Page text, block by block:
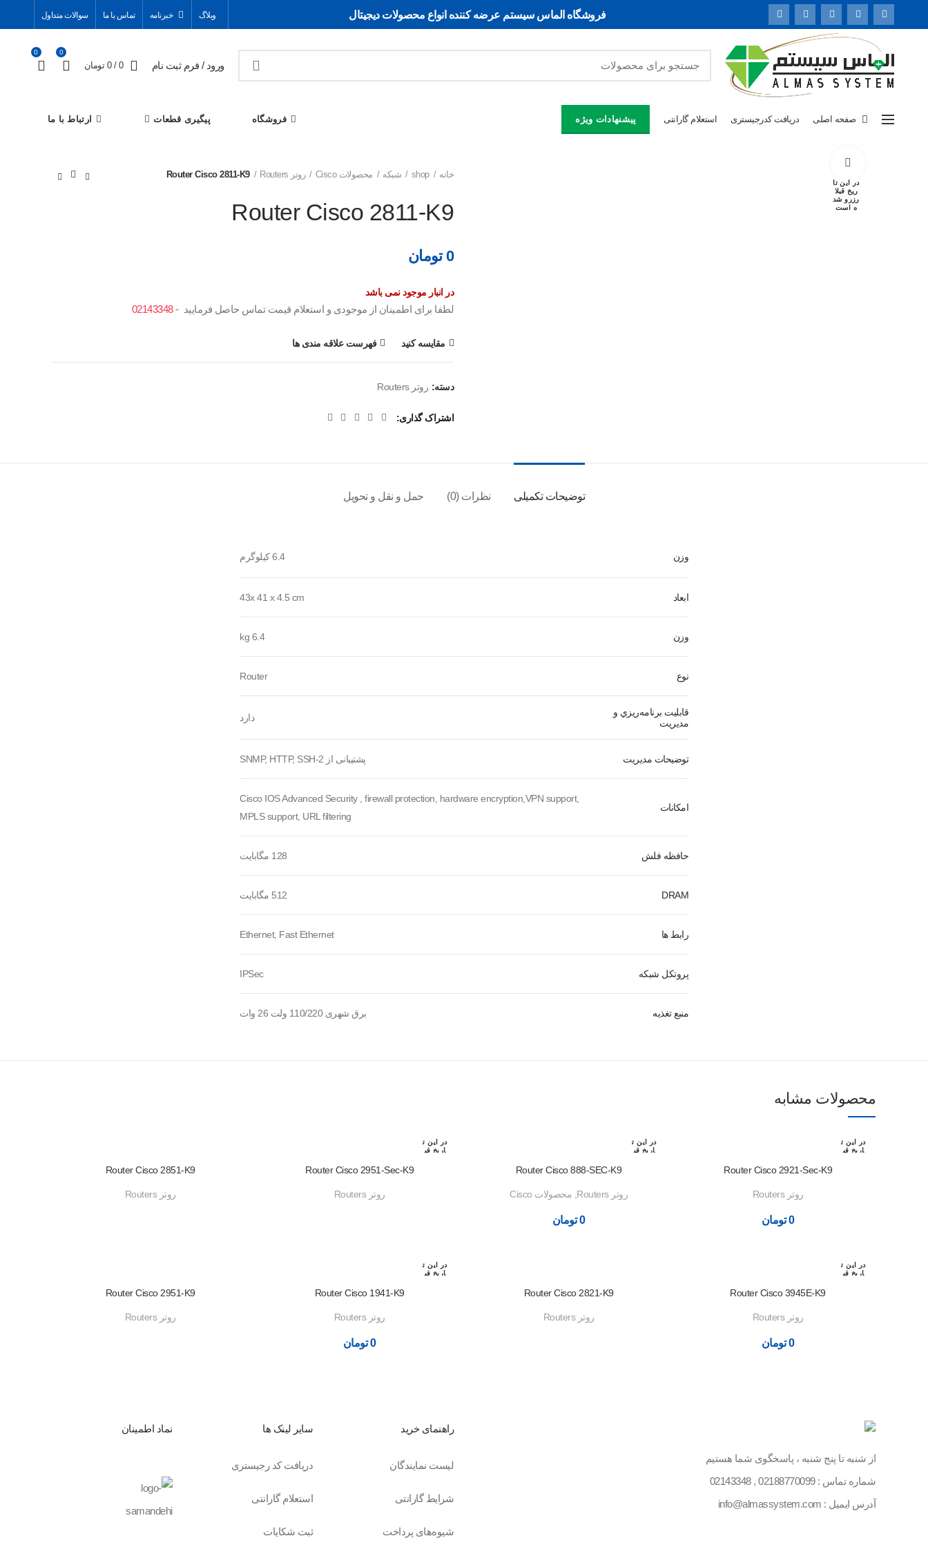
فروشگاه الماس سیستم ﻋﺮﺿﻪ کننده اﻧﻮاع ﻣﺤﺼﻮﻻت دﯾﺠﯿﺘﺎل وبلاگ خبرنامه تماس با ما سوالات متداول
ورود / فرم ثبت نام 0
/
0 تومان
0
0
صفحه اصلی دریافت کدرجیستری استعلام گارانتی پیشنهادات ویژه فروشگاه پیگیری قطعات ارتباط با ما
در این تا
ریخ قبلا
رزرو شد
ه است
خانه
shop شبکه محصولات Cisco روتر Routers Router Cisco 2811-K9
Router Cisco 2811-K9
0 تومان
در انبار موجود نمی باشد
لطفا برای اطمینان از موجودی و استعلام قیمت تماس حاصل فرمایید -02143348
مقایسه کنید فهرست علاقه مندی ها
دسته: روتر Routers
اشتراک گذاری
توضیحات تکمیلی نظرات (0) حمل و نقل و تحویل
وزن 6.4 کیلوگرم
ابعاد 43x 41 x 4.5 cm
وزن 6.4 kg
نوع Router
قابليت برنامه‌ريزي و
مديريت
دارد
توضيحات مديريت پشتیبانی از SNMP, HTTP, SSH-2
امکانات
Cisco IOS Advanced Security , firewall protection, hardware encryption,VPN support,
MPLS support, URL filtering
حافظه فلش 128 مگابایت
DRAM 512 مگابایت
رابط ها Ethernet, Fast Ethernet
پروتکل شبکه IPSec
منبع تغذيه برق شهری 110/220 ولت 26 وات
محصولات مشابه
در این ت
اریخ قب
Router Cisco 2921-Sec-K9
روتر Routers
0 تومان
در این ت
اریخ قب
Router Cisco 888-SEC-K9
روتر Routers محصولات Cisco
0 تومان
در این ت
اریخ قب
Router Cisco 2951-Sec-K9
روتر Routers
Router Cisco 2851-K9
روتر Routers
در این ت
اریخ قب
Router Cisco 3945E-K9
روتر Routers
0 تومان
Router Cisco 2821-K9
روتر Routers
در این ت
اریخ قب
Router Cisco 1941-K9
روتر Routers
0 تومان
Router Cisco 2951-K9
روتر Routers
از شنبه تا پنج شنبه ، پاسخگوی شما هستیم
شماره تماس :02188770099
,
02143348
آدرس ایمیل : info@almassystem.com
راهنمای خرید
لیست نمایندگان
شرایط گارانتی
شیوه‌های پرداخت
سایر لینک ها
دریافت کد رجیستری
استعلام گارانتی
ثبت شکایات
نماد اطمینان